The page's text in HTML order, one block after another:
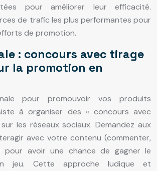
pour améliorer leur efficacité.
de trafic les plus performantes pour
de promotion.
: concours avec tirage
la promotion en
pour promouvoir vos produits
à organiser des « concours avec
les réseaux sociaux. Demandez aux
avec votre contenu (commenter,
pour avoir une chance de gagner le
jeu. Cette approche ludique et